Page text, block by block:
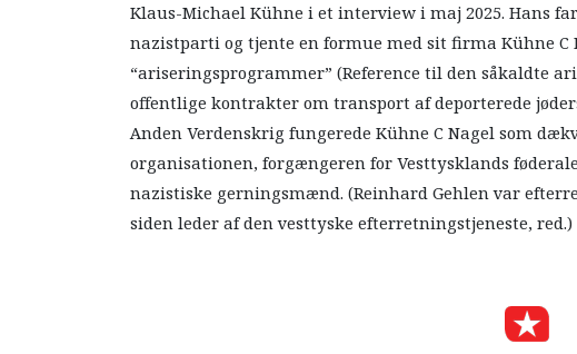
Klaus-Michael Kühne i et interview i maj 2025. Hans
nazistparti og tjente en formue med sit firma Kühne C
“ariseringsprogrammer” (Reference til den såkaldte
offentlige kontrakter om transport af deporterede
Anden Verdenskrig fungerede Kühne C Nagel som
organisationen, forgængeren for Vesttysklands
nazistiske gerningsmænd. (Reinhard Gehlen var
siden leder af den vesttyske efterretningstjeneste, red.)